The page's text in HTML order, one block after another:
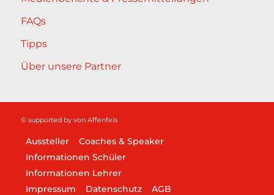
FAQs
Tipps
Über unsere Partner
© supported by von Affenfels
Aussteller
Coaches & Speaker
Informationen Schüler
Informationen Lehrer
Impressum
Datenschutz AGB